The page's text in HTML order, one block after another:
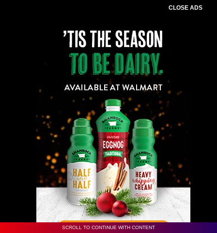
CLOSE ADS
SCROLL TO CONTINUE WITH CONTENT